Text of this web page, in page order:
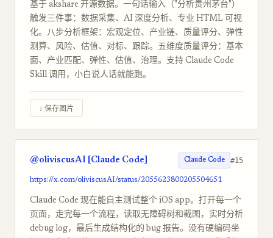
基于 akshare 开源数据。一句话输入（"分析贵州茅台"）
触发三件事：数据采集、AI 深度分析、专业 HTML 可视
化。八步分析框架：宏观定位、产业链、质量评分、弹性
测算、风险、估值、对标、跟踪。五维度质量评分：基本
面、产业匹配、弹性、估值、治理。支持 Claude Code
Skill 调用，小白说人话就能跑。
↓ 保存图片
@oliviscusAI [Claude Code] Claude Code #15
https://x.com/oliviscusAI/status/2055623800205504651
Claude Code 现在能自主测试整个 iOS app。打开每一个
页面，走完每一个流程，读取无障碍树和截图，实时分析
debug log，最后生成结构化的 bug 报告。没有硬编码坐